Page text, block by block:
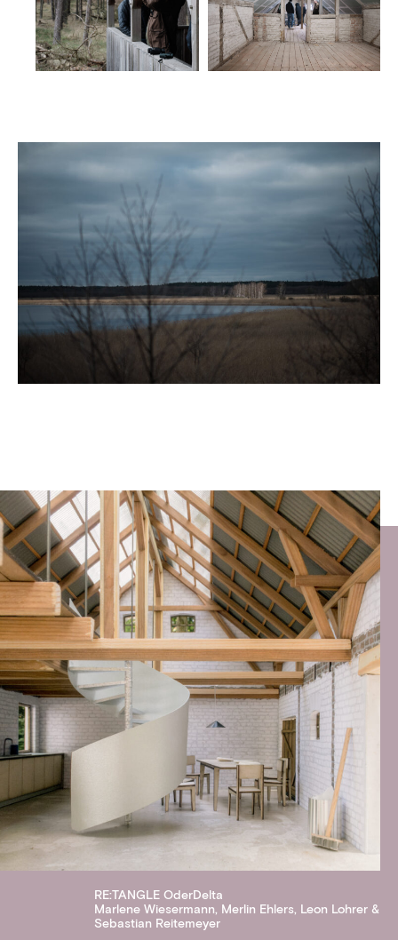
RE:TANGLE OderDelta
Marlene Wiesermann, Merlin Ehlers, Leon Lohrer &
Sebastian Reitemeyer